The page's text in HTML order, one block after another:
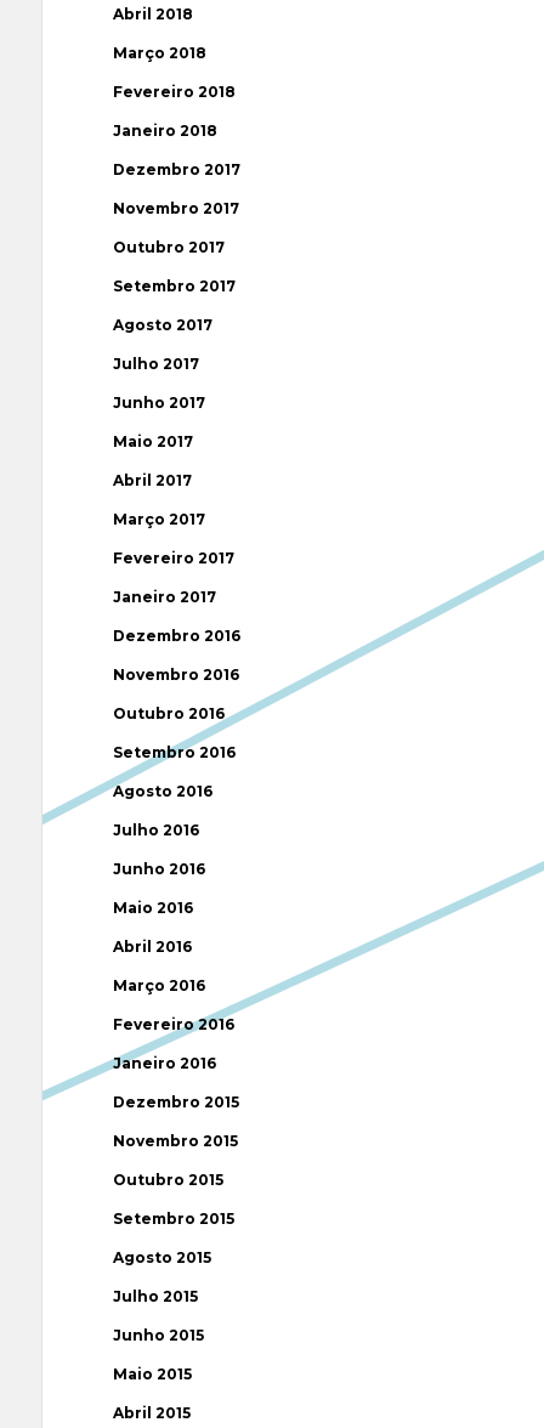
Abril 2018
Março 2018
Fevereiro 2018
Janeiro 2018
Dezembro 2017
Novembro 2017
Outubro 2017
Setembro 2017
Agosto 2017
Julho 2017
Junho 2017
Maio 2017
Abril 2017
Março 2017
Fevereiro 2017
Janeiro 2017
Dezembro 2016
Novembro 2016
Outubro 2016
Setembro 2016
Agosto 2016
Julho 2016
Junho 2016
Maio 2016
Abril 2016
Março 2016
Fevereiro 2016
Janeiro 2016
Dezembro 2015
Novembro 2015
Outubro 2015
Setembro 2015
Agosto 2015
Julho 2015
Junho 2015
Maio 2015
Abril 2015